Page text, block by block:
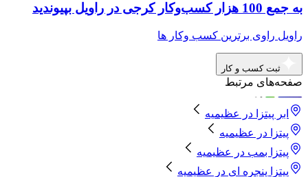
به جمع 100 هزار کسب‌وکار کرجی در راویل بپیوندید
راویل راوی برترین کسب وکار ها
ثبت کسب و کار
صفحه‌های مرتبط
ابر پیتزا در
عظیمیه
پیتزا
در
عظیمیه
پیتزا بمب در
عظیمیه
پیتزا پنجره ای در
عظیمیه